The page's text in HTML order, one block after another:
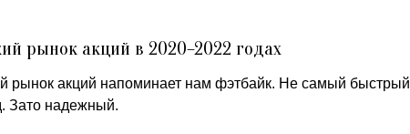
рынок акций в 2020–2022 годах
рынок акций напоминает нам фэтбайк. Не самый быстрый
Зато надежный.